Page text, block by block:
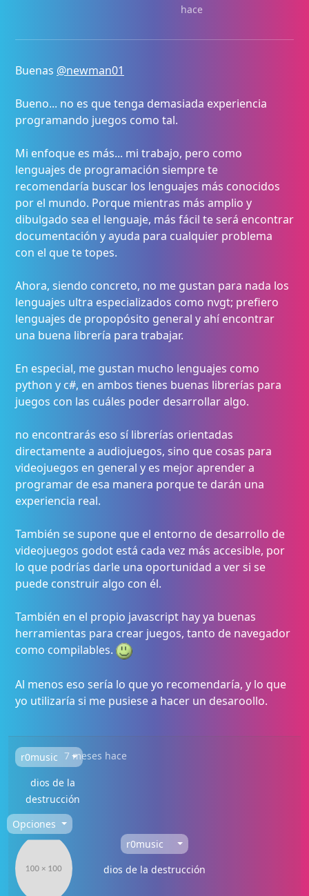
hace
Buenas @newman01
Bueno... no es que tenga demasiada experiencia
programando juegos como tal.
Mi enfoque es más... mi trabajo, pero como
lenguajes de programación siempre te
recomendaría buscar los lenguajes más conocidos
por el mundo. Porque mientras más amplio y
dibulgado sea el lenguaje, más fácil te será encontrar
documentación y ayuda para cualquier problema
con el que te topes.
Ahora, siendo concreto, no me gustan para nada los
lenguajes ultra especializados como nvgt; prefiero
lenguajes de propopósito general y ahí encontrar
una buena librería para trabajar.
En especial, me gustan mucho lenguajes como
python y c#, en ambos tienes buenas librerías para
juegos con las cuáles poder desarrollar algo.
no encontrarás eso sí librerías orientadas
directamente a audiojuegos, sino que cosas para
videojuegos en general y es mejor aprender a
programar de esa manera porque te darán una
experiencia real.
También se supone que el entorno de desarrollo de
videojuegos godot está cada vez más accesible, por
lo que podrías darle una oportunidad a ver si se
puede construir algo con él.
También en el propio javascript hay ya buenas
herramientas para crear juegos, tanto de navegador
como compilables.
Al menos eso sería lo que yo recomendaría, y lo que
yo utilizaría si me pusiese a hacer un desaroollo.
r0music
dios de la
destrucción
7 meses hace
Opciones
r0music
dios de la destrucción